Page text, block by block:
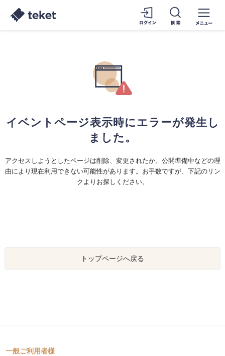
イベントページ表示時にエラーが発生し
ました。
アクセスしようとしたページは削除、変更されたか、公開準備中などの理
由により現在利用できない可能性があります。お手数ですが、下記のリン
クよりお探しください。
トップページへ戻る
一般ご利用者様